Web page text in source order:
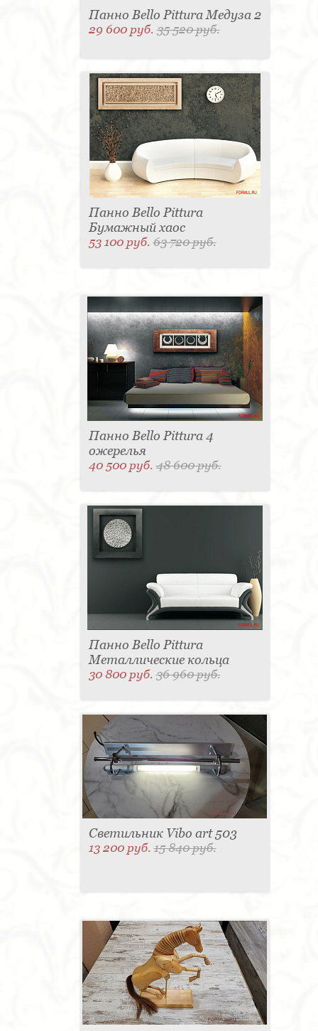
Панно Bello Pittura Медуза 2
29 600 руб.35 520 руб.
Панно Bello Pittura
Бумажный хаос
53 100 руб.63 720 руб.
Панно Bello Pittura 4
ожерелья
40 500 руб.48 600 руб.
Панно Bello Pittura
Металлические кольца
30 800 руб.36 960 руб.
Светильник Vibo art 503
13 200 руб.15 840 руб.